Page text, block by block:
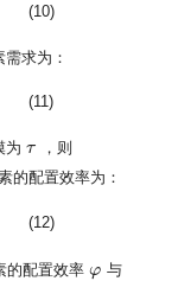
(10)
求为：
(11)
为τ
τ ，则
的配置效率为：
(12)
的配置效率φ
φ 与